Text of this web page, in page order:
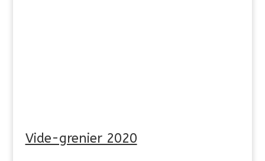
Vide-grenier 2020